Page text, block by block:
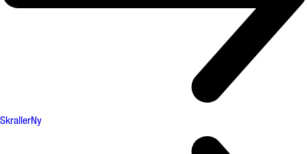
SkrallerNy